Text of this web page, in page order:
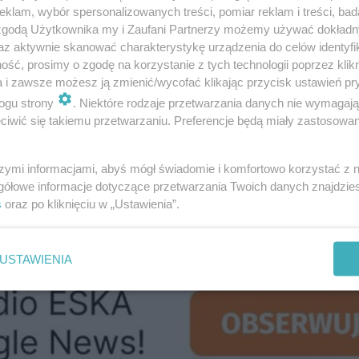
Biedrzyckiej" | 2025 10 21
oświetlenia drogi, utrudniając dostrzeganie
oślepiają innych uczestników ruchu. Przy tej
retrofitów LED, że jakakolwiek modyfikacja
Nieprawidłowo wypoziomowane mogą
do mechanicznych uszkodzeń w konstrukcji
wybór spersonalizowanych treści, pomiar reklam i treści,
Użytkownika my i Zaufani Partnerzy możemy używać
aktywnie skanować charakterystykę urządzenia do celów
prosimy o zgodę na korzystanie z tych technologii poprzez
i zawsze możesz ją zmienić/wycofać klikając przycisk ustawień
strony
. Niektóre rodzaje przetwarzania danych nie
się takiemu przetwarzaniu. Preferencje będą miały
informacjami, abyś mógł świadomie i komfortowo korzystać z
informacje dotyczące przetwarzania Twoich danych
oraz po kliknięciu w „Ustawienia”.
USTAWIENIA